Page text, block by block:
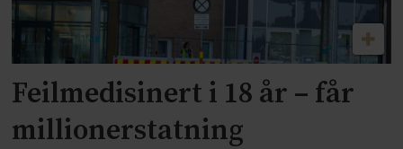
Feilmedisinert i 18 år – får
millionerstatning